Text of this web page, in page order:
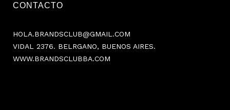
CONTACTO
HOLA.BRANDSCLUB@GMAIL.COM
VIDAL 2376. BELRGANO, BUENOS AIRES.
WWW.BRANDSCLUBBA.COM